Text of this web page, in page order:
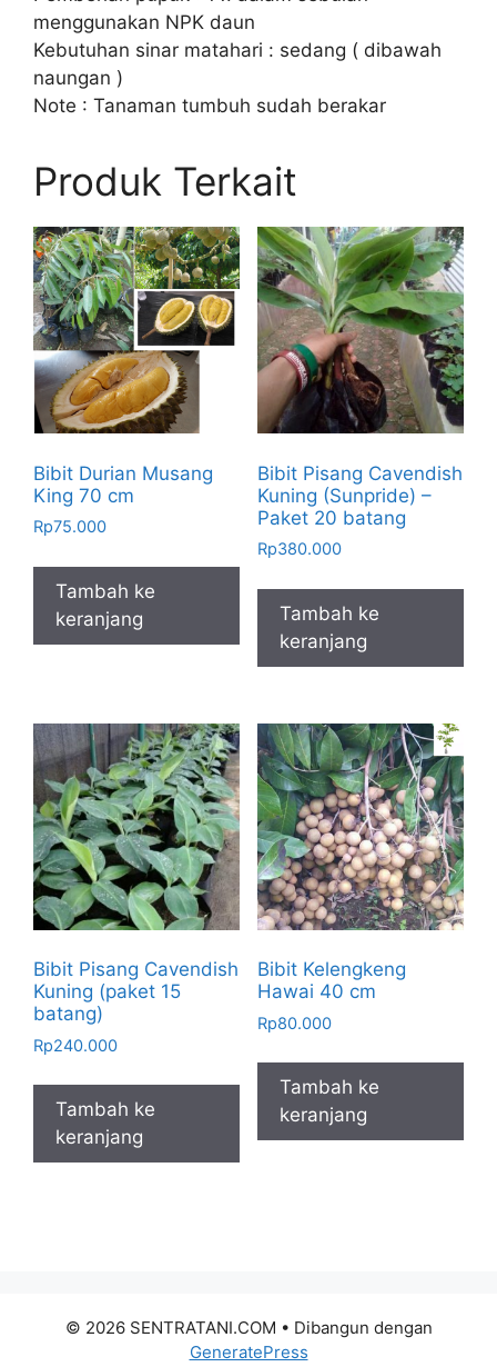
menggunakan NPK daun
Kebutuhan sinar matahari : sedang ( dibawah
naungan )
Note : Tanaman tumbuh sudah berakar
Produk Terkait
Bibit Durian Musang
King 70 cm
Rp75.000
Tambah ke
keranjang
Bibit Pisang Cavendish
Kuning (Sunpride) –
Paket 20 batang
Rp380.000
Tambah ke
keranjang
Bibit Pisang Cavendish
Kuning (paket 15
batang)
Rp240.000
Tambah ke
keranjang
Bibit Kelengkeng
Hawai 40 cm
Rp80.000
Tambah ke
keranjang
© 2026 SENTRATANI.COM • Dibangun dengan
GeneratePress